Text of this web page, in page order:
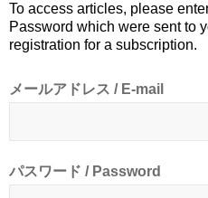
To access articles, please
Password which were sent to
registration for a subscription.
メールアドレス / E-mail
パスワード / Password